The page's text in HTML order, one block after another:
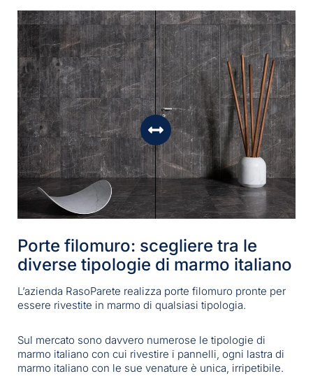
Porte filomuro: scegliere tra le
diverse tipologie di marmo italiano
L’azienda RasoParete realizza porte filomuro pronte per
essere rivestite in marmo di qualsiasi tipologia.
Sul mercato sono davvero numerose le tipologie di
marmo italiano con cui rivestire i pannelli, ogni lastra di
marmo italiano con le sue venature è unica, irripetibile.